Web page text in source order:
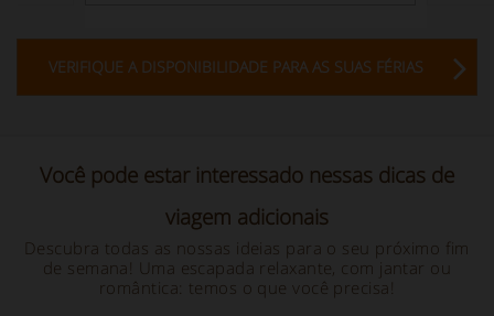
VERIFIQUE A DISPONIBILIDADE PARA AS SUAS FÉRIAS
Você pode estar interessado nessas dicas de
viagem adicionais
Descubra todas as nossas ideias para o seu próximo fim
de semana! Uma escapada relaxante, com jantar ou
romântica: temos o que você precisa!